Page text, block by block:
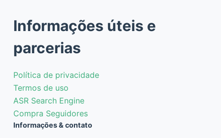
Informações úteis e
parcerias
Política de privacidade
Termos de uso
ASR Search Engine
Compra Seguidores
Informações & contato